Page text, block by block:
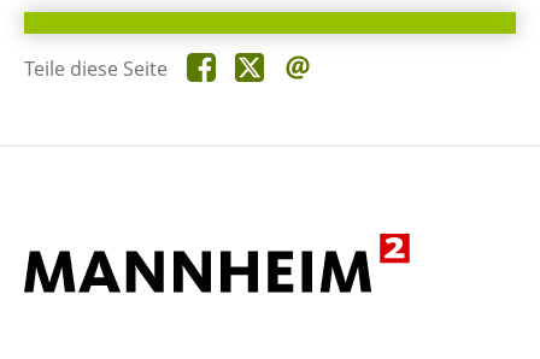
Teile diese Seite Teile
diese
Teile
diese